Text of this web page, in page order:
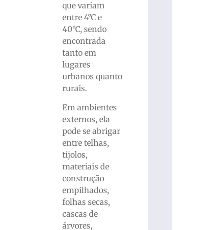
que variam
entre 4°C e
40°C, sendo
encontrada
tanto em
lugares
urbanos quanto
rurais.
Em ambientes
externos, ela
pode se abrigar
entre telhas,
tijolos,
materiais de
construção
empilhados,
folhas secas,
cascas de
árvores,